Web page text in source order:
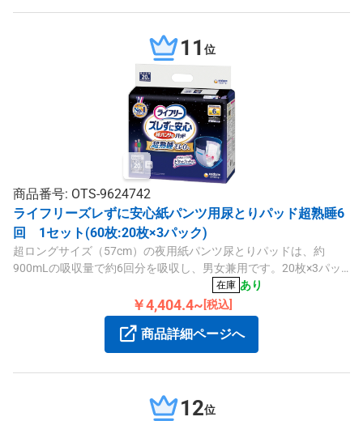
11 位
商品番号: OTS-9624742
ライフリーズレずに安心紙パンツ用尿とりパッド超熟睡6
回 1セット(60枚:20枚×3パック)
超ロングサイズ（57cm）の夜用紙パンツ尿とりパッドは、約
900mLの吸収量で約6回分を吸収し、男女兼用です。20枚×3パッ
クのセットで、外出時や立位・座位の状態でも安心してご使用い
在庫 あり
￥4,404.4~ [税込]
商品詳細ページへ
12位